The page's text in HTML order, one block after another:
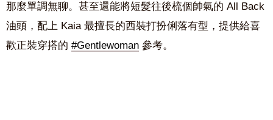
那麼單調無聊。甚至還能將短髮往後梳個帥氣的 All Back
油頭，配上 Kaia 最擅長的西裝打扮俐落有型，提供給喜
歡正裝穿搭的 #Gentlewoman 參考。